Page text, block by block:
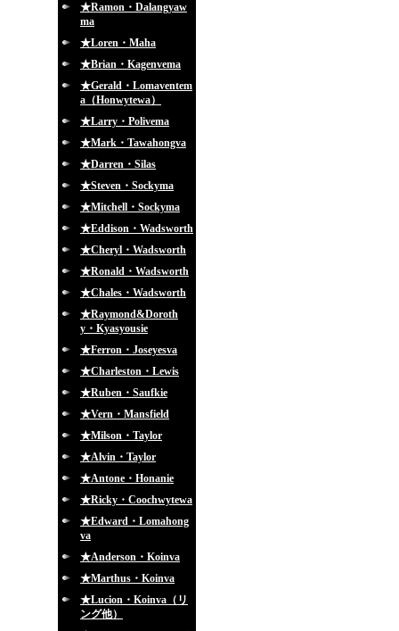
★Ramon・Dalangyaw
ma
★Loren・Maha
★Brian・Kagenvema
★Gerald・Lomaventem
a（Honwytewa）
★Larry・Polivema
★Mark・Tawahongva
★Darren・Silas
★Steven・Sockyma
★Mitchell・Sockyma
★Eddison・Wadsworth
★Cheryl・Wadsworth
★Ronald・Wadsworth
★Chales・Wadsworth
★Raymond&Doroth
y・Kyasyousie
★Ferron・Joseyesva
★Charleston・Lewis
★Ruben・Saufkie
★Vern・Mansfield
★Milson・Taylor
★Alvin・Taylor
★Antone・Honanie
★Ricky・Coochwytewa
★Edward・Lomahong
va
★Anderson・Koinva
★Marthus・Koinva
★Lucion・Koinva（リ
ング他）